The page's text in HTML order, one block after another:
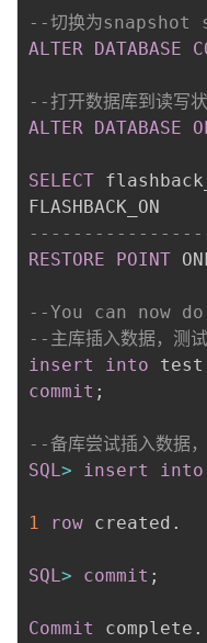
--切换为snapshot
ALTER
DATABASE
--打开数据库到读写
ALTER
DATABASE
SELECT
RESTORE
POINT
--You can now
--主库插入数据，
insert
into test
commit ;
--备库尝试插入数据
SQL> insert into
1 row created .
SQL> commit ;
Commit complete .